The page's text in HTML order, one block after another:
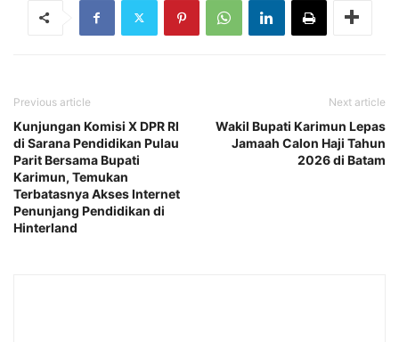
Previous article
Kunjungan Komisi X DPR RI
di Sarana Pendidikan Pulau
Parit Bersama Bupati
Karimun, Temukan
Terbatasnya Akses Internet
Penunjang Pendidikan di
Hinterland
Next article
Wakil Bupati Karimun Lepas
Jamaah Calon Haji Tahun
2026 di Batam